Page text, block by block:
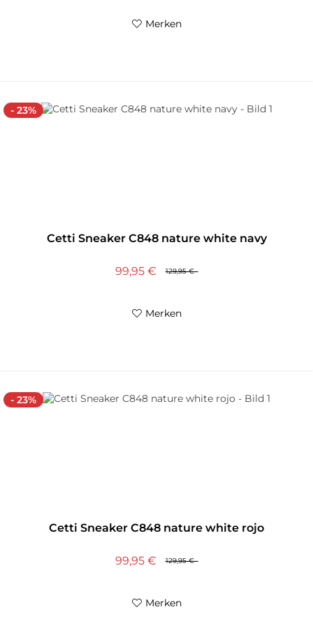
Merken
- 23%
Cetti Sneaker C848 nature white navy
129,95 €
99,95 €
Merken
- 23%
Cetti Sneaker C848 nature white rojo
129,95 €
99,95 €
Merken